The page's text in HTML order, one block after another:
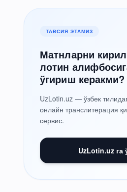
ТАВСИЯ ЭТАМИЗ
Матнларни
лотин
ўгириш керакми?
UzLotin.uz — ўзбек
онлайн транслитерация
сервис.
UzLotin.uz га